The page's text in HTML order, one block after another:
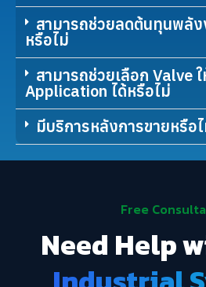
สามารถช่วยลดต้นทุนพลัง
หรือไม่
สามารถช่วยเลือก Valve
Application ได้หรือไม่
มีบริการหลังการขายหรือ
Free
Need Help